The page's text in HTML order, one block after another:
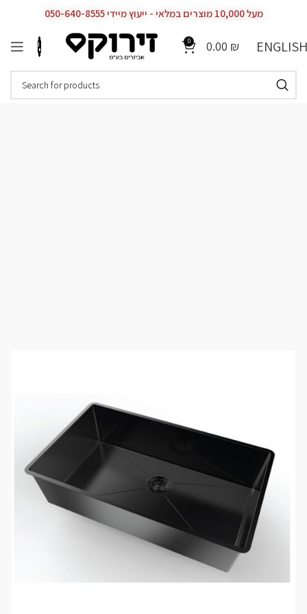
מעל 10,000 מוצרים במלאי - ייעוץ מיידי 050-640-8555
0 0.00 ₪ ENGLISH